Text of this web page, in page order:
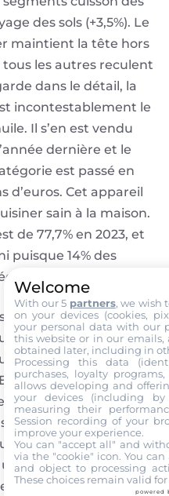
des sols (+3,5%). Le
maintient la tête hors
tous les autres reculent
dans le détail, la
incontestablement le
Il s’en est vendu
dernière et le
est passé en
d’euros. Cet appareil
sain à la maison.
de 77,7% en 2023, et
puisque 14% des
fin 2022.
l’autre produit
chiffre d’affaires en
les aspirettes (+27%).
sont à chercher du
être (sèche-cheveux
de la préparation
multifonctions,
recul de près de 19%
(-18,3%). Les
Welcome
With our 5 partners, we wish
on your devices (cookies,
your personal data with our
this website or in our emails,
obtained later, including in
Processing this data
purchases, loyalty
allows developing and
your devices (including
measuring their
Session recording of your
improve your experience.
You can "accept all" and
via the "cookie" icon. You
and object to processing
These choices remain valid
powered